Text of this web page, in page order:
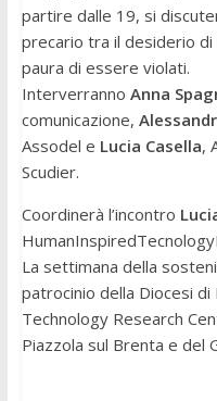
partire dalle 19, si
precario tra il desiderio
paura di essere violati.
Interverranno Anna
comunicazione,
Assodel e Lucia Casella,
Scudier.
Coordinerà l’incontro
La settimana della
patrocinio della Diocesi
Technology Research
Piazzola sul Brenta e del